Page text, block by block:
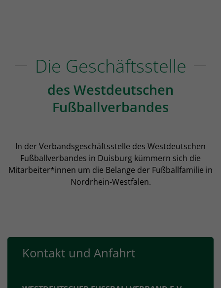
Die Geschäftsstelle
des Westdeutschen
Fußballverbandes
In der Verbandsgeschäftsstelle des Westdeutschen
Fußballverbandes in Duisburg kümmern sich die
Mitarbeiter*innen um die Belange der Fußballfamilie in
Nordrhein-Westfalen.
Kontakt und Anfahrt